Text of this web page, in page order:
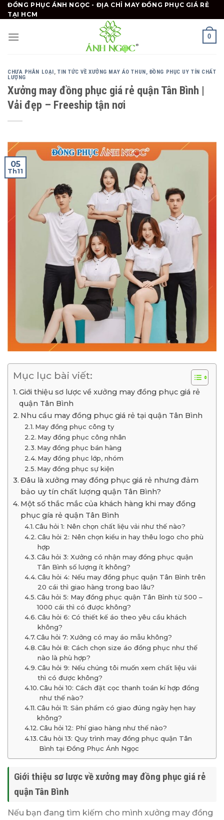
Skip
to
ĐỒNG PHỤC ÁNH NGỌC - ĐỊA CHỈ MAY ĐỒNG PHỤC GIÁ RẺ
TẠI HCM
0
CHƯA PHÂN LOẠI, TIN TỨC VỀ XƯỞNG MAY ÁO THUN, ĐỒNG PHỤC UY TÍN CHẤT
LƯỢNG
Xưởng may đồng phục giá rẻ quận Tân Bình |
Vải đẹp – Freeship tận nơi
05
Th11
Mục lục bài viết:
Giới thiệu sơ lược về xưởng may đồng phục giá rẻ
quận Tân Bình
Nhu cầu may đồng phục giá rẻ tại quận Tân Bình
May đồng phục công ty
May đồng phục công nhân
May đồng phục bán hàng
May đồng phục lớp, nhóm
May đồng phục sự kiện
Đâu là xưởng may đồng phục giá rẻ nhưng đảm
bảo uy tín chất lượng quận Tân Bình?
Một số thắc mắc của khách hàng khi may đồng
phục gía rẻ quận Tân Bình
Câu hỏi 1: Nên chọn chất liệu vải như thế nào?
Câu hỏi 2: Nên chọn kiểu in hay thêu logo cho phù
hợp
Câu hỏi 3: Xưởng có nhận may đồng phục quận
Tân Bình số lượng ít không?
Câu hỏi 4: Nếu may đồng phục quận Tân Bình trên
20 cái thì giao hàng trong bao lâu?
Câu hỏi 5: May đồng phục quận Tân Bình từ 500 –
1000 cái thì có được không?
Câu hỏi 6: Có thiết kế áo theo yêu cầu khách
không?
Câu hỏi 7: Xưởng có may áo mẫu không?
Câu hỏi 8: Cách chọn size áo đồng phục như thế
nào là phù hợp?
Câu hỏi 9: Nếu chúng tôi muốn xem chất liệu vải
thì có được không?
Câu hỏi 10: Cách đặt cọc thanh toán kí hợp đồng
như thế nào?
Câu hỏi 11: Sản phẩm có giao đúng ngày hẹn hay
không?
Câu hỏi 12: Phí giao hàng như thế nào?
Câu hỏi 13: Quy trình may đồng phục quận Tân
Bình tại Đồng Phục Ánh Ngọc
Giới thiệu sơ lược về xưởng may đồng phục giá rẻ
quận Tân Bình
Nếu bạn đang tìm kiếm cho mình xưởng may đồng